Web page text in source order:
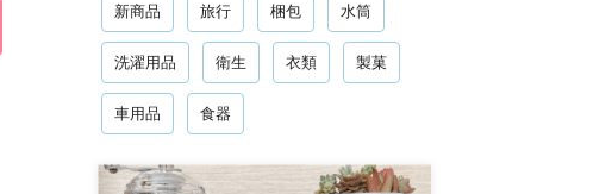
新商品 旅行 梱包 水筒
洗濯用品 衛生 衣類 製菓
車用品 食器